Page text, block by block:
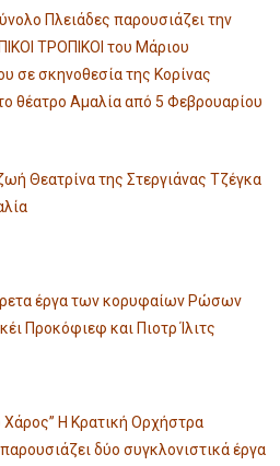
Πλειάδες παρουσιάζει την
ΤΡΟΠΙΚΟΙ του Μάριου
σε σκηνοθεσία της Κορίνας
θέατρο Αμαλία από 5 Φεβρουαρίου
Θεατρίνα της Στεργιάνας Τζέγκα
έργα των κορυφαίων Ρώσων
Προκόφιεφ και Πιοτρ Ίλιτς
Χάρος” Η Κρατική Ορχήστρα
δύο συγκλονιστικά έργα